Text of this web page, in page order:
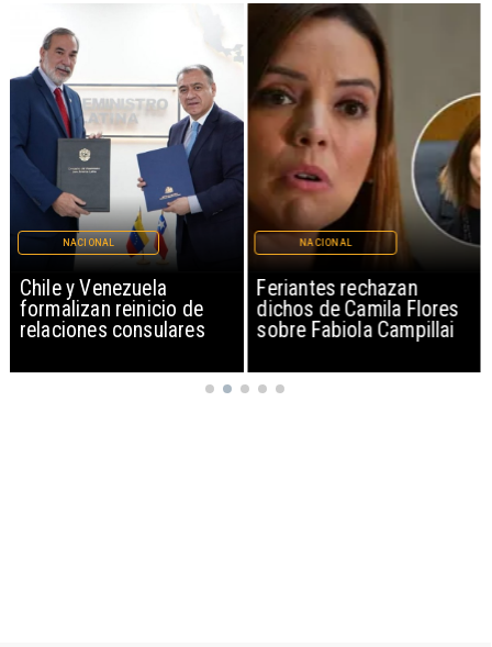
Chile y Venezuela
formalizan reinicio de
relaciones consulares
NACIONAL
Feriantes rechazan
dichos de Camila Flores
sobre Fabiola Campillai
NACIONAL